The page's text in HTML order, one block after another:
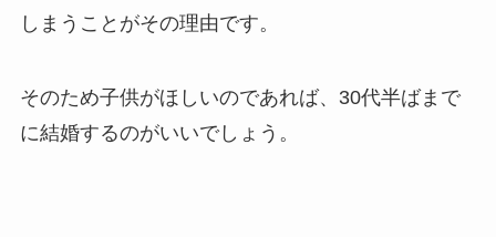
しまうことがその理由です。
そのため子供がほしいのであれば、30代半ばまで
に結婚するのがいいでしょう。